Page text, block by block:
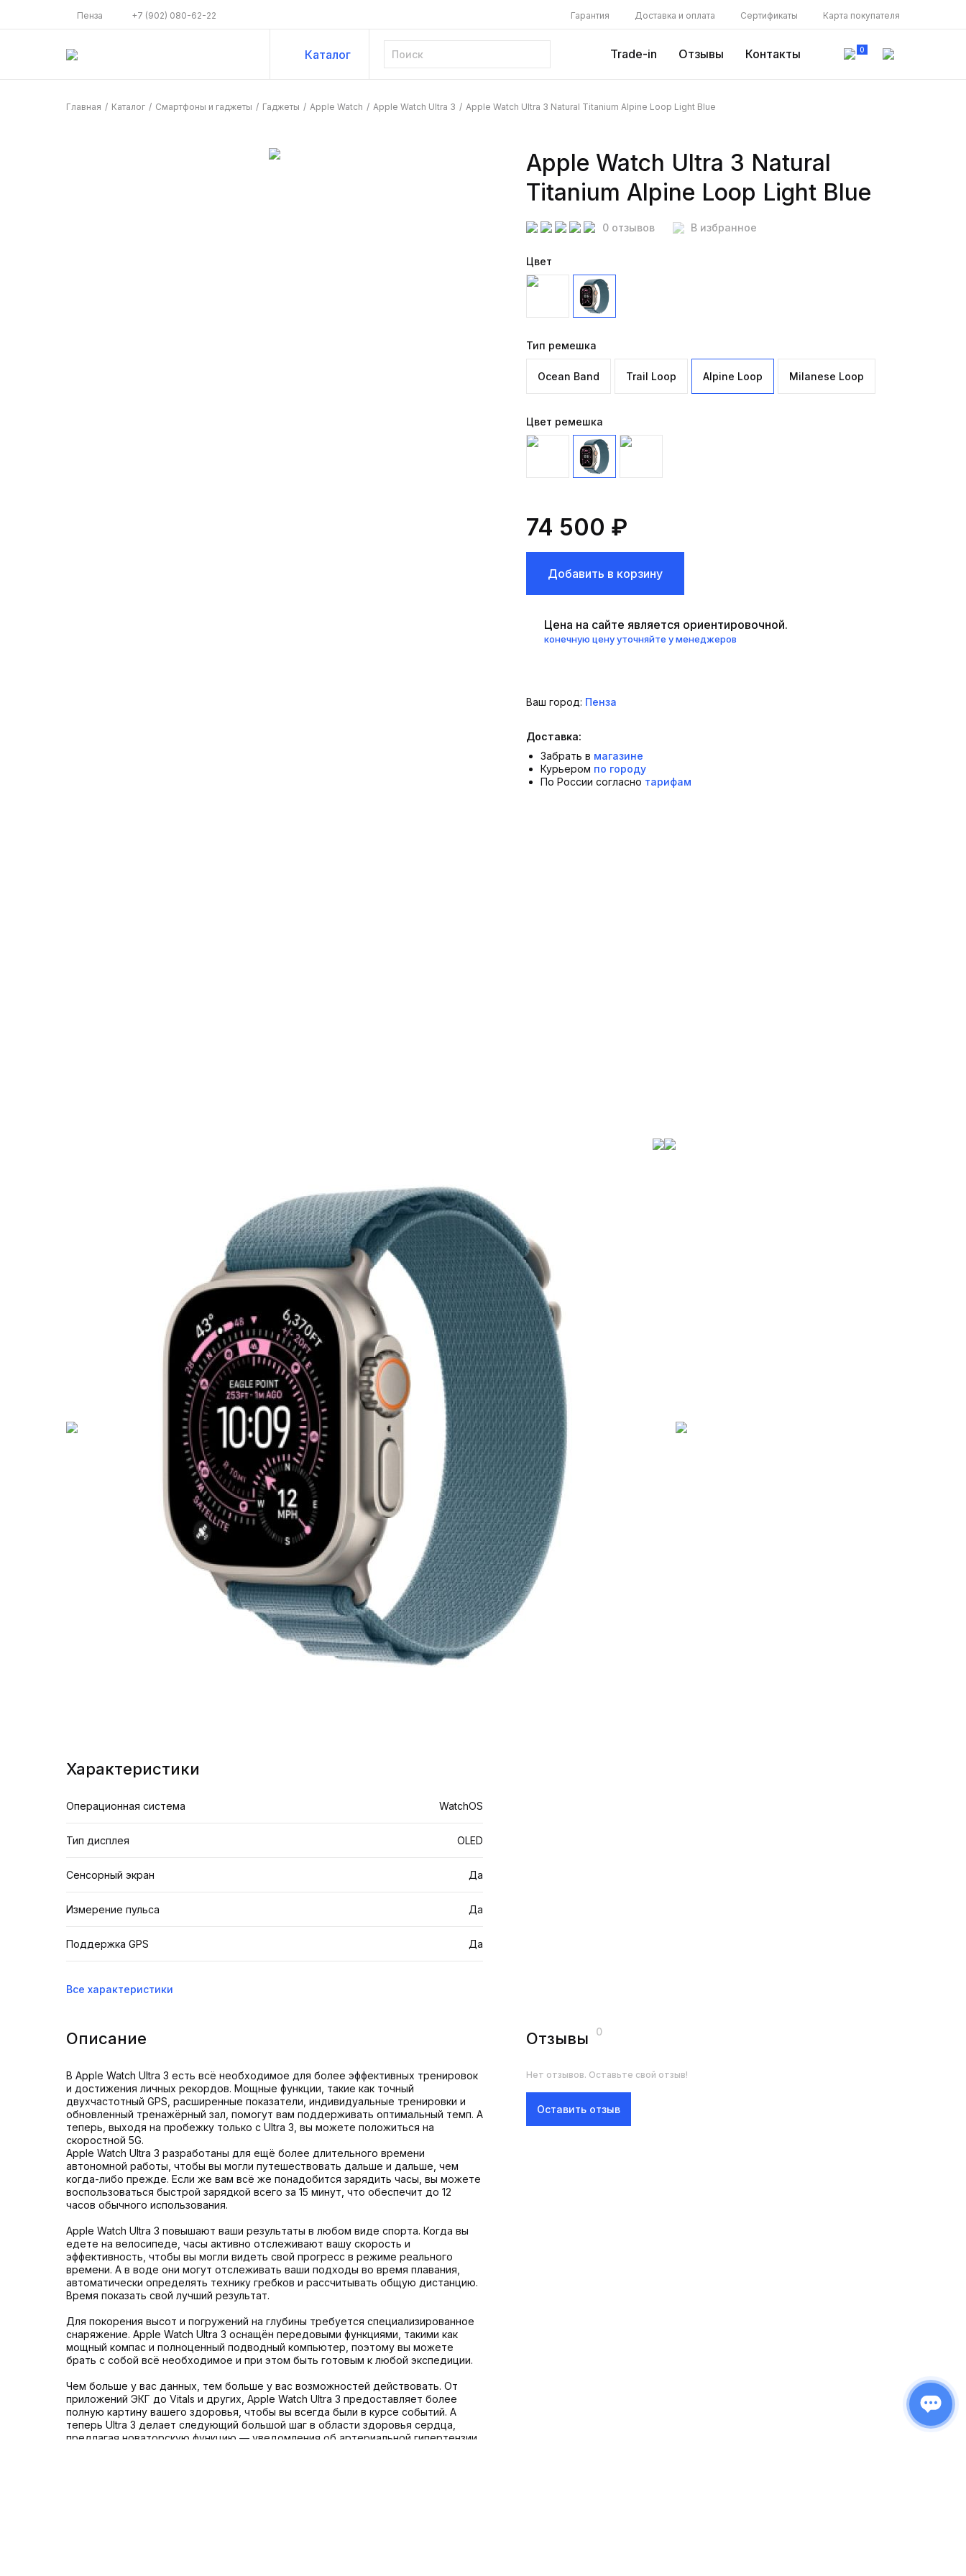
Пенза +7 (902) 080-62-22 Гарантия Доставка и оплата Сертификаты Карта покупателя
Каталог Trade-in Отзывы Контакты 0
Главная / Каталог / Смартфоны и гаджеты / Гаджеты / Apple Watch / Apple Watch Ultra 3 / Apple Watch Ultra 3 Natural Titanium Alpine Loop Light Blue
Характеристики
Операционная система WatchOS
Тип дисплея OLED
Сенсорный экран Да
Измерение пульса Да
Поддержка GPS Да
Все характеристики
Apple Watch Ultra 3 Natural
Titanium Alpine Loop Light Blue
0 отзывов В избранное
Цвет
Тип ремешка
Ocean Band Trail Loop Alpine Loop Milanese Loop
Цвет ремешка
74 500 ₽
Добавить в корзину
Цена на сайте является ориентировочной.
конечную цену уточняйте у менеджеров
Ваш город: Пенза
Доставка:
Забрать в магазине
Курьером по городу
По России согласно тарифам
Описание
В Apple Watch Ultra 3 есть всё необходимое для более эффективных тренировок
и достижения личных рекордов. Мощные функции, такие как точный
двухчастотный GPS, расширенные показатели, индивидуальные тренировки и
обновленный тренажёрный зал, помогут вам поддерживать оптимальный темп. А
теперь, выходя на пробежку только с Ultra 3, вы можете положиться на
скоростной 5G.
Apple Watch Ultra 3 разработаны для ещё более длительного времени
автономной работы, чтобы вы могли путешествовать дальше и дальше, чем
когда-либо прежде. Если же вам всё же понадобится зарядить часы, вы можете
воспользоваться быстрой зарядкой всего за 15 минут, что обеспечит до 12
часов обычного использования.
Apple Watch Ultra 3 повышают ваши результаты в любом виде спорта. Когда вы
едете на велосипеде, часы активно отслеживают вашу скорость и
эффективность, чтобы вы могли видеть свой прогресс в режиме реального
времени. А в воде они могут отслеживать ваши подходы во время плавания,
автоматически определять технику гребков и рассчитывать общую дистанцию.
Время показать свой лучший результат.
Для покорения высот и погружений на глубины требуется специализированное
снаряжение. Apple Watch Ultra 3 оснащён передовыми функциями, такими как
мощный компас и полноценный подводный компьютер, поэтому вы можете
брать с собой всё необходимое и при этом быть готовым к любой экспедиции.
Чем больше у вас данных, тем больше у вас возможностей действовать. От
приложений ЭКГ до Vitals и других, Apple Watch Ultra 3 предоставляет более
полную картину вашего здоровья, чтобы вы всегда были в курсе событий. А
теперь Ultra 3 делает следующий большой шаг в области здоровья сердца,
предлагая новаторскую функцию — уведомления об артериальной гипертензии.
Отзывы 0
Нет отзывов. Оставьте свой отзыв!
Оставить отзыв